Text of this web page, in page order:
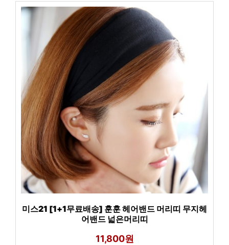
미스21 [1+1무료배송] 훈훈 헤어밴드 머리띠 무지헤
어밴드 넓은머리띠
11,800원